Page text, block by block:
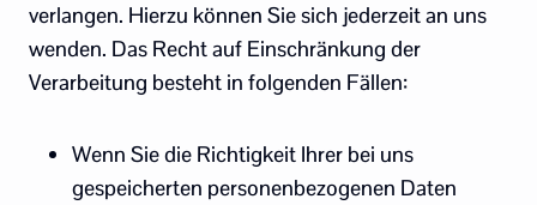
verlangen. Hierzu können Sie sich jederzeit an uns
wenden. Das Recht auf Einschränkung der
Verarbeitung besteht in folgenden Fällen:
Wenn Sie die Richtigkeit Ihrer bei uns
gespeicherten personenbezogenen Daten